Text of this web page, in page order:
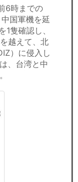
6時までの
国軍機を延
隻確認し、
越えて、北
）に侵入し
、台湾と中